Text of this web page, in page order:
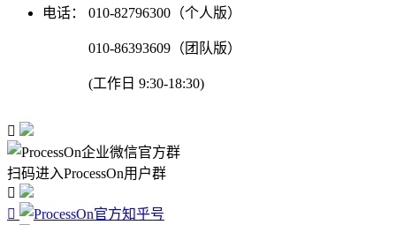
电话：
010-82796300（个人版）
010-86393609（团队版）
(工作日 9:30-18:30)

扫码进入ProcessOn用户群

